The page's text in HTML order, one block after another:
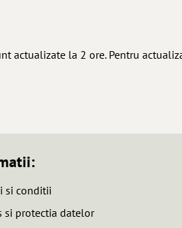
actualizate la 2 ore. Pentru
si conditii
si protectia datelor